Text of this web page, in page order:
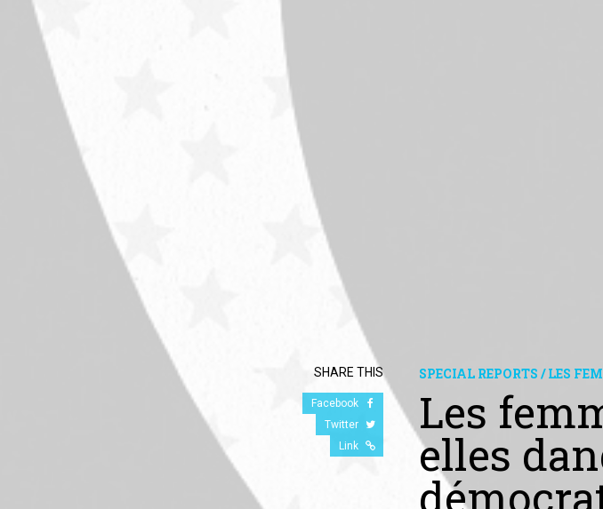
SHARE THIS
Facebook
Twitter
Link
SPECIAL REPORTS / LES
Les
elles